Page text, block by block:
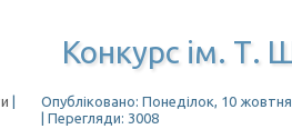
Конкурс ім. Т.
Опубліковано: Понеділок, 10
| Перегляди: 3008